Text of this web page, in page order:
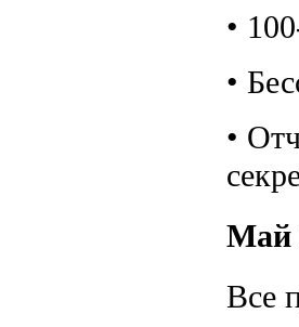
•
•
•
Май
Все